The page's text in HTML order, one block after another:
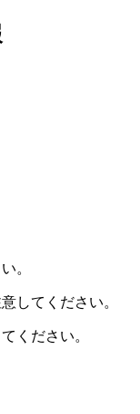
。
してください。
ください。